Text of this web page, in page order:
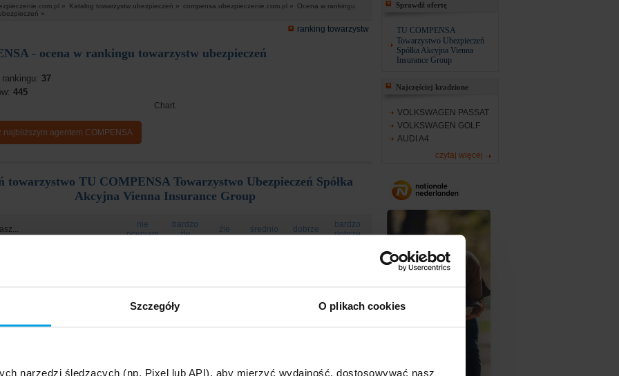
Szczegóły O plikach cookies
narzędzi śledzących (np. Pixel lub API), aby mierzyć wydajność, dostosowywać nasz
» Katalog towarzystw ubezpieczeń » compensa.ubezpieczenie.com.pl »
Ocena w rankingu
»
ranking towarzystw
- ocena w rankingu towarzystw ubezpieczeń
37
445
Chart.
najbliższym agentem COMPENSA
towarzystwo TU COMPENSA Towarzystwo Ubezpieczeń Spółka
Akcyjna Vienna Insurance Group
nie
oceniam
bardzo
źle
źle średnio dobrze
bardzo
dobrze
Sprawdź ofertę
TU COMPENSA
Towarzystwo Ubezpieczeń
Spółka Akcyjna Vienna
Insurance Group
Najczęściej kradzione
VOLKSWAGEN PASSAT
VOLKSWAGEN GOLF
AUDI A4
czytaj więcej